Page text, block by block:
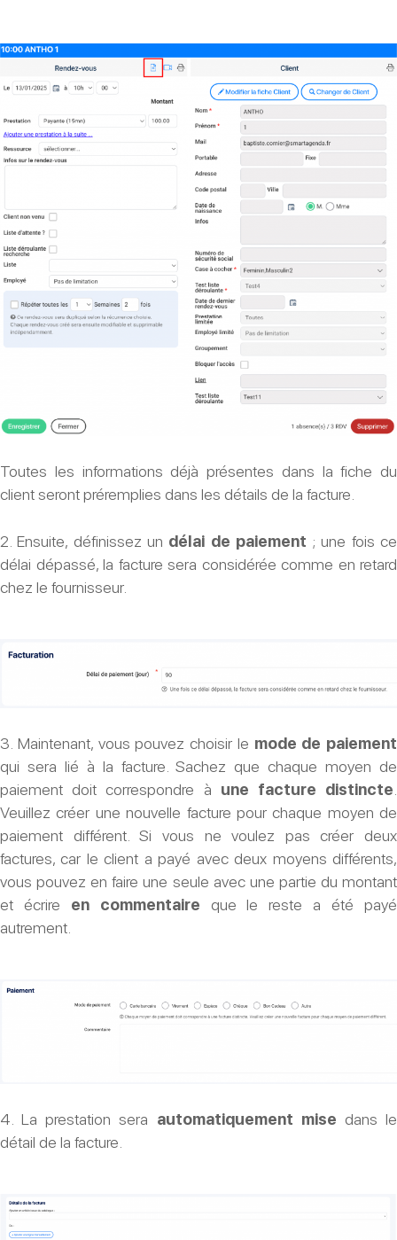
Toutes les informations déjà présentes dans la fiche du
client seront préremplies dans les détails de la facture.
2. Ensuite, définissez un délai de paiement ; une fois ce
délai dépassé, la facture sera considérée comme en retard
chez le fournisseur.
3. Maintenant, vous pouvez choisir le mode de paiement
qui sera lié à la facture. Sachez que chaque moyen de
paiement doit correspondre à une facture distincte.
Veuillez créer une nouvelle facture pour chaque moyen de
paiement différent. Si vous ne voulez pas créer deux
factures, car le client a payé avec deux moyens différents,
vous pouvez en faire une seule avec une partie du montant
et écrire en commentaire que le reste a été payé
autrement.
4. La prestation sera automatiquement mise dans le
détail de la facture.